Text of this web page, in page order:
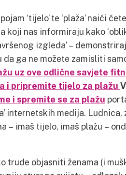
‘tijelo’ te ‘plaža’ naići
koji nas informiraju kako
izgleda’ –
da ga ne možete zamisliti
uz ove odlične savjete
i pripremite tijelo za plažu
i spremite se za plažu
internetskih medija. Ludnica,
– imaš tijelo, imaš plažu –
trude objasniti ženama (i